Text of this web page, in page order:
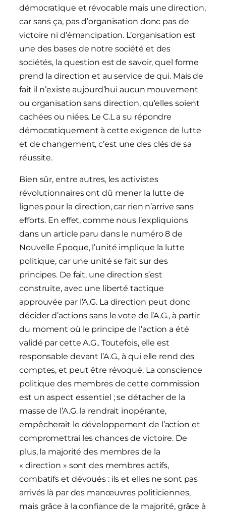
démocratique et révocable mais une direction,
car sans ça, pas d’organisation donc pas de
victoire ni d’émancipation. L’organisation est
une des bases de notre société et des
sociétés, la question est de savoir, quel forme
prend la direction et au service de qui. Mais de
fait il n’existe aujourd’hui aucun mouvement
ou organisation sans direction, qu’elles soient
cachées ou niées. Le C.L a su répondre
démocratiquement à cette exigence de lutte
et de changement, c’est une des clés de sa
réussite.
Bien sûr, entre autres, les activistes
révolutionnaires ont dû mener la lutte de
lignes pour la direction, car rien n’arrive sans
efforts. En effet, comme nous l’expliquions
dans un article paru dans le numéro 8 de
Nouvelle Époque, l’unité implique la lutte
politique, car une unité se fait sur des
principes. De fait, une direction s’est
construite, avec une liberté tactique
approuvée par l’A.G. La direction peut donc
décider d’actions sans le vote de l’A.G., à partir
du moment où le principe de l’action a été
validé par cette A.G.. Toutefois, elle est
responsable devant l’A.G., à qui elle rend des
comptes, et peut être révoqué. La conscience
politique des membres de cette commission
est un aspect essentiel ; se détacher de la
masse de l’A.G. la rendrait inopérante,
empêcherait le développement de l’action et
compromettrai les chances de victoire. De
plus, la majorité des membres de la
« direction » sont des membres actifs,
combatifs et dévoués : ils et elles ne sont pas
arrivés là par des manœuvres politiciennes,
mais grâce à la confiance de la majorité, grâce à